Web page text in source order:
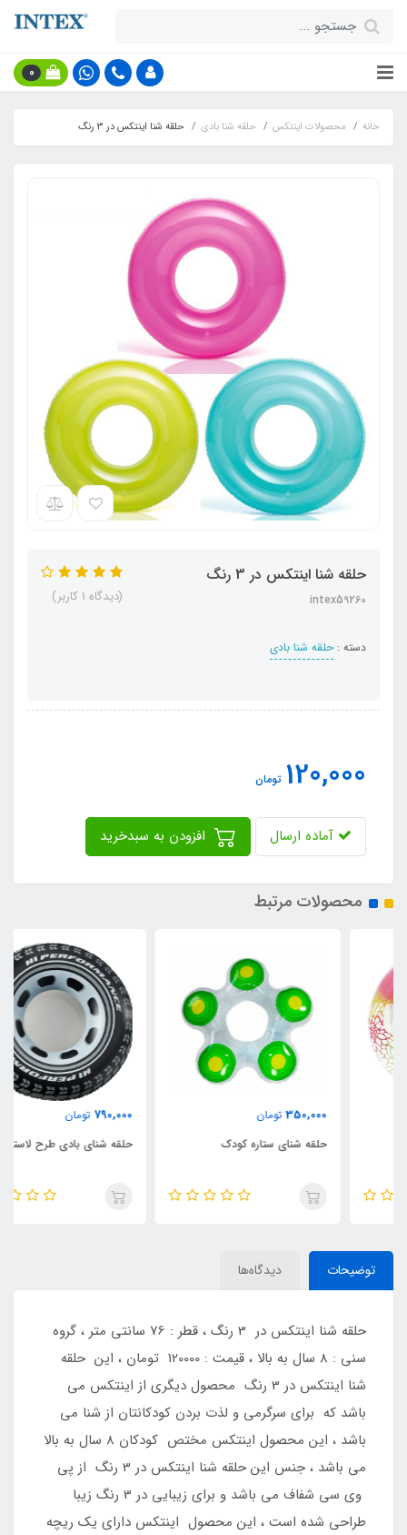
0
خانه محصولات اینتکس حلقه شنا بادی حلقه شنا اینتکس در 3 رنگ
حلقه شنا اینتکس در 3 رنگ
intex59260
دسته : حلقه شنا بادی
(دیدگاه 1 کاربر)
120,000 تومان
آماده ارسال
محصولات مرتبط
تومان
حلقه شنای ستاره کودک
تومان
حلقه شنای بادی طرح لاستیک
توضیحات دیدگاه‌ها
حلقه شنا اینتکس در 3 رنگ ، قطر : 76 سانتی متر ، گروه
سنی : 8 سال به بالا ، قیمت : 120000 تومان ، این حلقه
شنا اینتکس در 3 رنگ محصول دیگری از اینتکس می
باشد که برای سرگرمی و لذت بردن کودکانتان از شنا می
باشد ، این محصول اینتکس مختص کودکان 8 سال به بالا
می باشد ، جنس این حلقه شنا اینتکس در 3 رنگ از پی
وی سی شفاف می باشد و برای زیبایی در 3 رنگ زیبا
طراحی شده است ، این محصول اینتکس دارای یک ریچه